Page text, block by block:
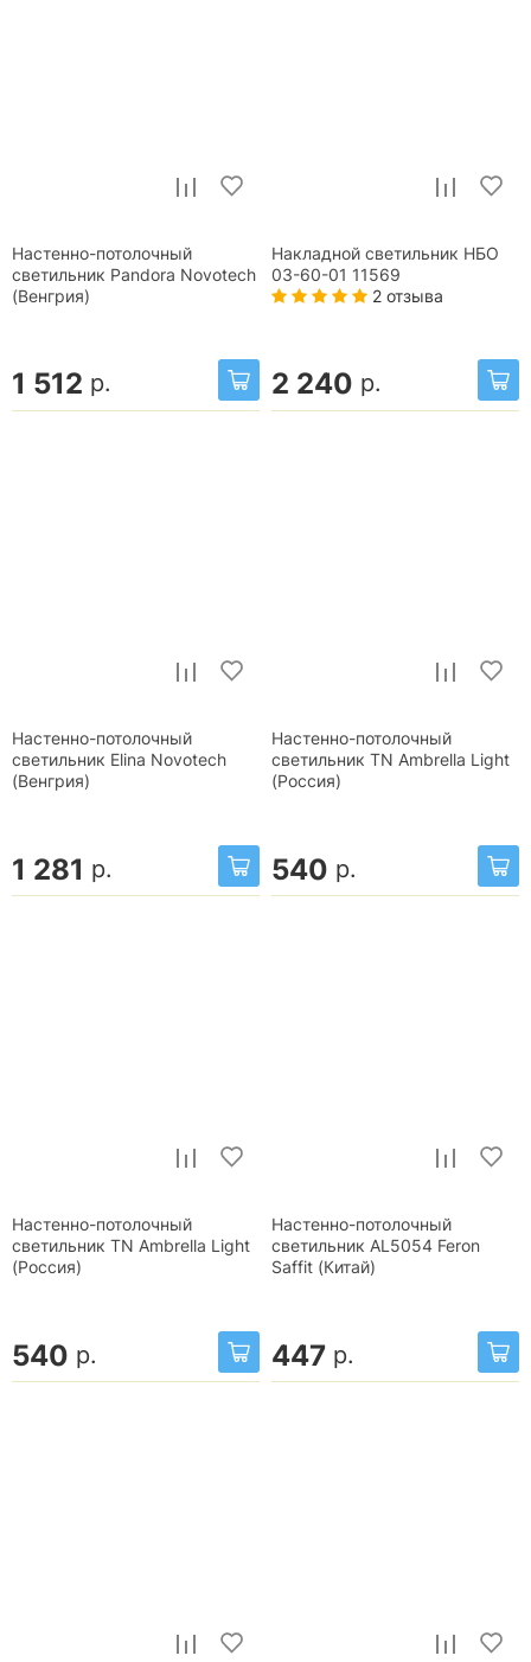
Настенно-потолочный
светильник Pandora Novotech
(Венгрия)
1 512 р.
Накладной светильник НБО
03-60-01 11569
2 отзыва
2 240 р.
Настенно-потолочный
светильник Elina Novotech
(Венгрия)
1 281 р.
Настенно-потолочный
светильник TN Ambrella Light
(Россия)
540 р.
Настенно-потолочный
светильник TN Ambrella Light
(Россия)
540 р.
Настенно-потолочный
светильник AL5054 Feron
Saffit (Китай)
447 р.